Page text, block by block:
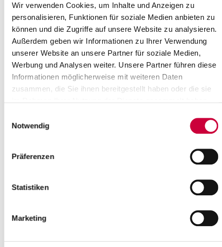
Wir verwenden Cookies, um Inhalte und Anzeigen zu
personalisieren, Funktionen für soziale Medien anbieten zu
können und die Zugriffe auf unsere Website zu analysieren.
Außerdem geben wir Informationen zu Ihrer Verwendung
unserer Website an unsere Partner für soziale Medien,
Werbung und Analysen weiter. Unsere Partner führen diese
Informationen möglicherweise mit weiteren Daten
zusammen, die Sie ihnen bereitgestellt haben oder die sie
Notwendig
Präferenzen
Statistiken
Marketing
Dienstag, 28.07.2026
(Marktplatz Glückstadt)
mehr Infos
Dienstag, 28.07.2026
Frühstück in Gemeinschaft